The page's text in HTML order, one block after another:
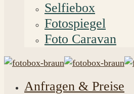
Selfiebox
Fotospiegel
Foto Caravan
Anfragen & Preise